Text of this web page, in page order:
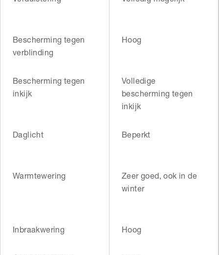
Bescherming tegen
verblinding
Hoog
Bescherming tegen
inkijk
Volledige
bescherming tegen
inkijk
Daglicht Beperkt
Warmtewering
Zeer goed, ook in de
winter
Inbraakwering Hoog